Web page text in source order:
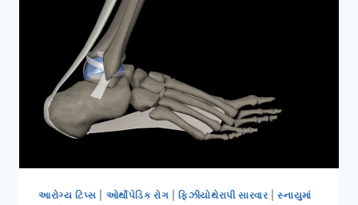
વળવાની
સાચી
અને
ખોટી
રીત.
આરોગ્ય ટિપ્સ ઓર્થોપેડિક રોગ |ફિઝીયોથેરાપી સારવાર |સ્નાયુમાં